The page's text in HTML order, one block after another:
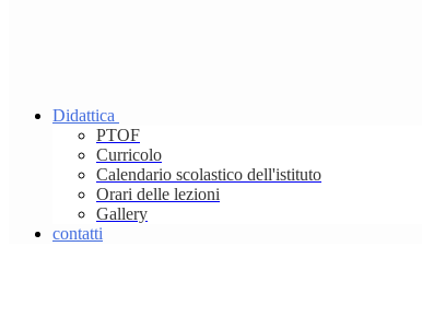
Didattica
PTOF
Curricolo
Calendario scolastico dell'istituto
Orari delle lezioni
Gallery
contatti